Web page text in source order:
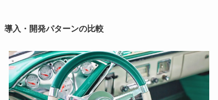
導入・開発パターンの比較